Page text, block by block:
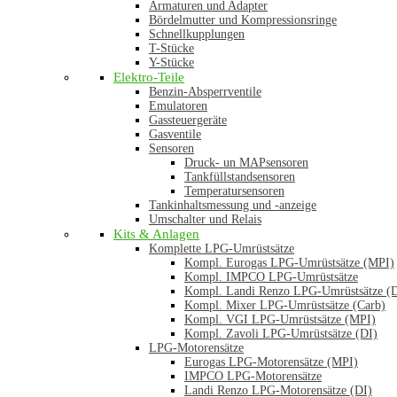
Armaturen und Adapter
Bördelmutter und Kompressionsringe
Schnellkupplungen
T-Stücke
Y-Stücke
Elektro-Teile
Benzin-Absperrventile
Emulatoren
Gassteuergeräte
Gasventile
Sensoren
Druck- un MAPsensoren
Tankfüllstandsensoren
Temperatursensoren
Tankinhaltsmessung und -anzeige
Umschalter und Relais
Kits & Anlagen
Komplette LPG-Umrüstsätze
Kompl. Eurogas LPG-Umrüstsätze (MPI)
Kompl. IMPCO LPG-Umrüstsätze
Kompl. Landi Renzo LPG-Umrüstsätze
Kompl. Mixer LPG-Umrüstsätze (Carb)
Kompl. VGI LPG-Umrüstsätze (MPI)
Kompl. Zavoli LPG-Umrüstsätze (DI)
LPG-Motorensätze
Eurogas LPG-Motorensätze (MPI)
IMPCO LPG-Motorensätze
Landi Renzo LPG-Motorensätze (DI)